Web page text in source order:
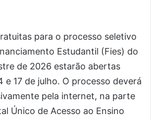
para o processo seletivo
Estudantil (Fies) do
de 2026 estarão abertas
e 17 de julho. O processo deverá
pela internet, na parte
Único de Acesso ao Ensino